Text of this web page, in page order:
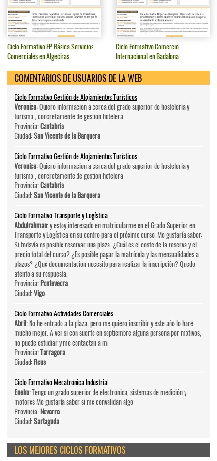
Ciclo Formativo FP Básica Servicios
Comerciales en Algeciras
Ciclo Formativo Comercio
Internacional en Badalona
COMENTARIOS DE USUARIOS DE LA WEB
Ciclo Formativo Gestión de Alojamientos Turísticos
Veronica: Quiero informacion a cerca del grado superior de hosteleri­a y
turismo , concretamente de gestion hotelera
Provincia:Cantabria
Ciudad:San Vicente de la Barquera
Ciclo Formativo Gestión de Alojamientos Turísticos
Veronica: Quiero informacion a cerca del grado superior de hosteleri­a y
turismo , concretamente de gestion hotelera
Provincia:Cantabria
Ciudad:San Vicente de la Barquera
Ciclo Formativo Transporte y Logística
Abdulrahman: y estoy interesado en matricularme en el Grado Superior en
Transporte y Logística en su centro para el próximo curso. Me gustaría saber:
Si todavía es posible reservar una plaza. ¿Cuál es el coste de la reserva y el
precio total del curso? ¿Es posible pagar la matrícula y las mensualidades a
plazos? ¿Qué documentación necesito para realizar la inscripción? Quedo
atento a su respuesta.
Provincia:Pontevedra
Ciudad:Vigo
Ciclo Formativo Actividades Comerciales
Abril: No he entrado a la plaza, pero me quiero inscribir y este año lo haré
mucho mejor. A ver si con suerte en septiembre alguna persona por motivos,
no puede estudiar y me contactan a mi
Provincia:Tarragona
Ciudad:Reus
Ciclo Formativo Mecatrónica Industrial
Eneko: Tengo un grado superior de electrónica, sistemas de medición y
motores Me gustaría saber si me convalidan algo
Provincia:Navarra
Ciudad:Sartaguda
LOS MEJORES CICLOS FORMATIVOS